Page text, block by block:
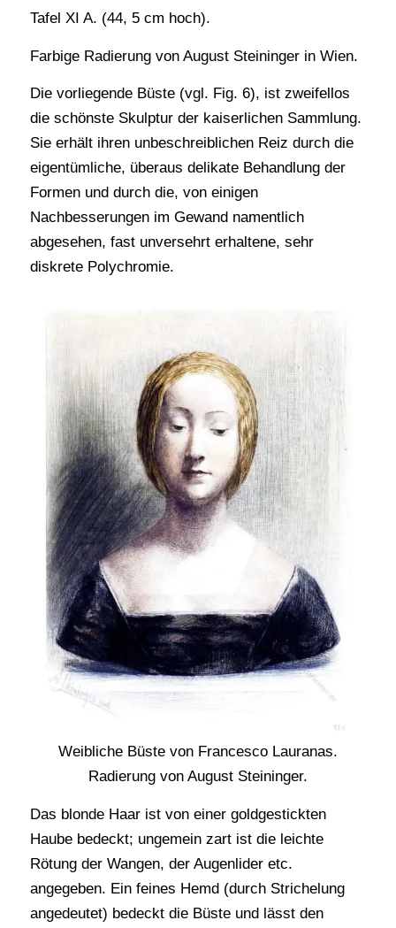
Tafel XI A. (44, 5 cm hoch).
Farbige Radierung von August Steininger in Wien.
Die vorliegende Büste (vgl. Fig. 6), ist zweifellos
die schönste Skulptur der kaiserlichen Sammlung.
Sie erhält ihren unbeschreiblichen Reiz durch die
eigentümliche, überaus delikate Behandlung der
Formen und durch die, von einigen
Nachbesserungen im Gewand namentlich
abgesehen, fast unversehrt erhaltene, sehr
diskrete Polychromie.
Weibliche Büste von Francesco Lauranas.
Radierung von August Steininger.
Das blonde Haar ist von einer goldgestickten
Haube bedeckt; ungemein zart ist die leichte
Rötung der Wangen, der Augenlider etc.
angegeben. Ein feines Hemd (durch Strichelung
angedeutet) bedeckt die Büste und lässt den